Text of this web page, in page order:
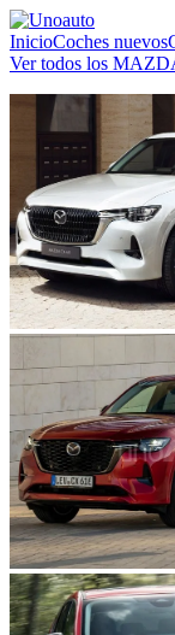
InicioCoches nuevos
Ver todos los